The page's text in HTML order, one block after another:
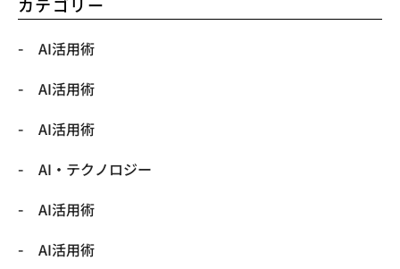
AI活用術
AI活用術
AI活用術
​AI・テクノロジー
​AI活用術
​AI活用術